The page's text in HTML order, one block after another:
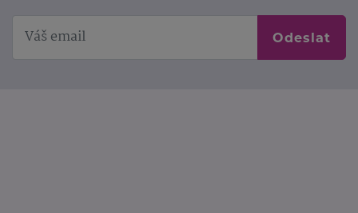
Odeslat